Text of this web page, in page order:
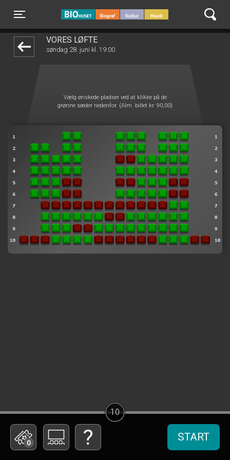
Toggle navigation
BIO Huset Galten
VORES LØFTE
søndag 28. juni kl. 19:00
Vælg ønskede pladser ved at klikke på de
grønne sæder nedenfor. (Alm. billet kr. 90,00)
0 START
10
front05-temp 064159